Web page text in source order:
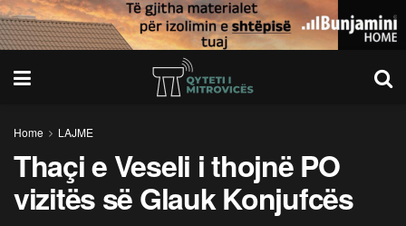
Home LAJME
Thaçi e Veseli i thojnë PO
vizitës së Glauk Konjufcës